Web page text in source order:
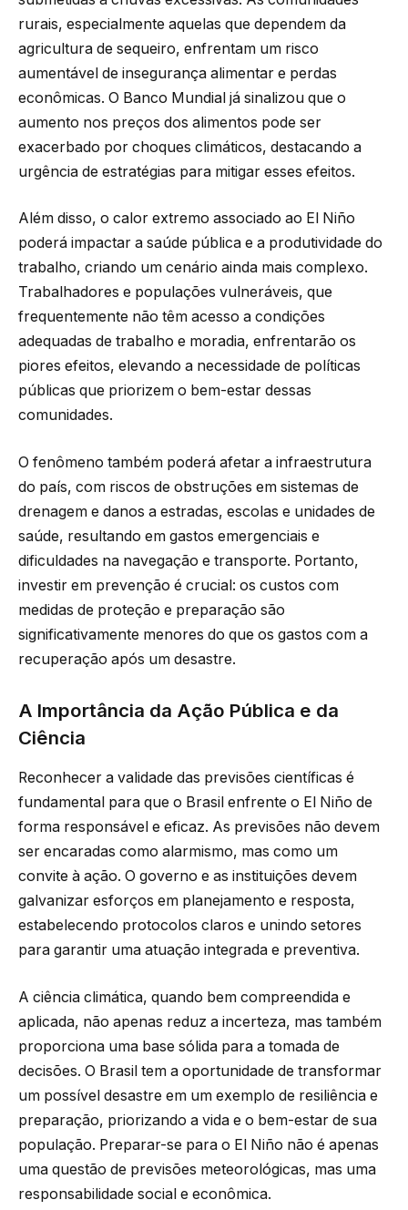
rurais, especialmente aquelas que dependem da
agricultura de sequeiro, enfrentam um risco
aumentável de insegurança alimentar e perdas
econômicas. O Banco Mundial já sinalizou que o
aumento nos preços dos alimentos pode ser
exacerbado por choques climáticos, destacando a
urgência de estratégias para mitigar esses efeitos.
Além disso, o calor extremo associado ao El Niño
poderá impactar a saúde pública e a produtividade do
trabalho, criando um cenário ainda mais complexo.
Trabalhadores e populações vulneráveis, que
frequentemente não têm acesso a condições
adequadas de trabalho e moradia, enfrentarão os
piores efeitos, elevando a necessidade de políticas
públicas que priorizem o bem-estar dessas
comunidades.
O fenômeno também poderá afetar a infraestrutura
do país, com riscos de obstruções em sistemas de
drenagem e danos a estradas, escolas e unidades de
saúde, resultando em gastos emergenciais e
dificuldades na navegação e transporte. Portanto,
investir em prevenção é crucial: os custos com
medidas de proteção e preparação são
significativamente menores do que os gastos com a
recuperação após um desastre.
A Importância da Ação Pública e da
Ciência
Reconhecer a validade das previsões científicas é
fundamental para que o Brasil enfrente o El Niño de
forma responsável e eficaz. As previsões não devem
ser encaradas como alarmismo, mas como um
convite à ação. O governo e as instituições devem
galvanizar esforços em planejamento e resposta,
estabelecendo protocolos claros e unindo setores
para garantir uma atuação integrada e preventiva.
A ciência climática, quando bem compreendida e
aplicada, não apenas reduz a incerteza, mas também
proporciona uma base sólida para a tomada de
decisões. O Brasil tem a oportunidade de transformar
um possível desastre em um exemplo de resiliência e
preparação, priorizando a vida e o bem-estar de sua
população. Preparar-se para o El Niño não é apenas
uma questão de previsões meteorológicas, mas uma
responsabilidade social e econômica.